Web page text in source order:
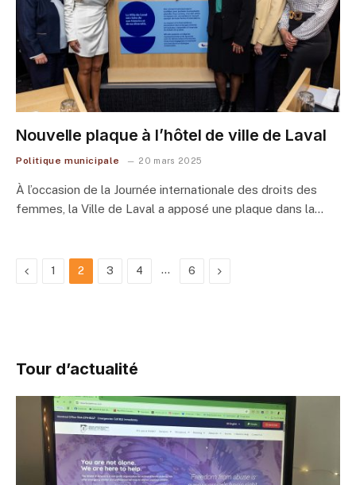
Nouvelle plaque à l’hôtel de ville de Laval
Politique municipale 20 mars 2025
À l’occasion de la Journée internationale des droits des
femmes, la Ville de Laval a apposé une plaque dans la…
Previous
1 2 3 4 … 6 Next
Tour d’actualité